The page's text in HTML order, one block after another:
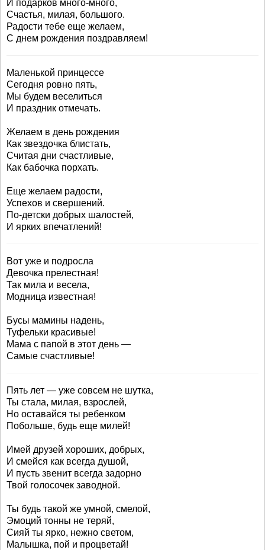
И подарков много-много,
Счастья, милая, большого.
Радости тебе еще желаем,
С днем рождения поздравляем!
Маленькой принцессе
Сегодня ровно пять,
Мы будем веселиться
И праздник отмечать.
Желаем в день рождения
Как звездочка блистать,
Считая дни счастливые,
Как бабочка порхать.
Еще желаем радости,
Успехов и свершений.
По-детски добрых шалостей,
И ярких впечатлений!
Вот уже и подросла
Девочка прелестная!
Так мила и весела,
Модница известная!
Бусы мамины надень,
Туфельки красивые!
Мама с папой в этот день —
Самые счастливые!
Пять лет — уже совсем не шутка,
Ты стала, милая, взрослей,
Но оставайся ты ребенком
Побольше, будь еще милей!
Имей друзей хороших, добрых,
И смейся как всегда душой,
И пусть звенит всегда задорно
Твой голосочек заводной.
Ты будь такой же умной, смелой,
Эмоций тонны не теряй,
Сияй ты ярко, нежно светом,
Малышка, пой и процветай!